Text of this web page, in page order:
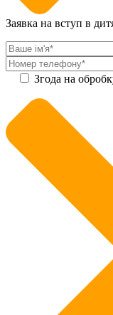
Заявка на вступ в
Згода на